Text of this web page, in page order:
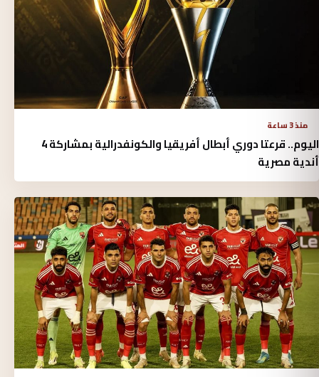
منذ 3 ساعة
اليوم.. قرعتا دوري أبطال أفريقيا والكونفدرالية بمشاركة 4
أندية مصرية